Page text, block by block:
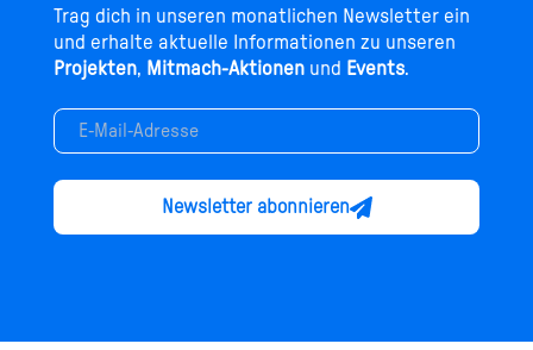
Trag dich in unseren monatlichen Newsletter ein
und erhalte aktuelle Informationen zu unseren
Projekten, Mitmach-Aktionen und Events.
Newsletter abonnieren